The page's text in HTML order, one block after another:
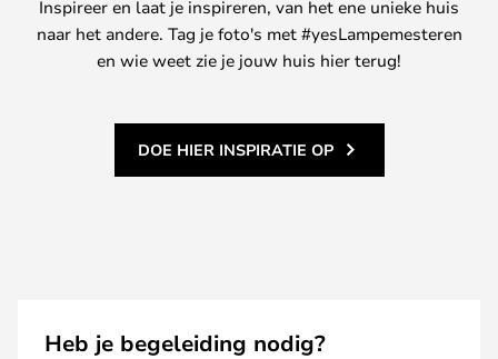
Inspireer en laat je inspireren, van het ene unieke huis
naar het andere. Tag je foto's met #yesLampemesteren
en wie weet zie je jouw huis hier terug!
DOE HIER INSPIRATIE OP
Heb je begeleiding nodig?